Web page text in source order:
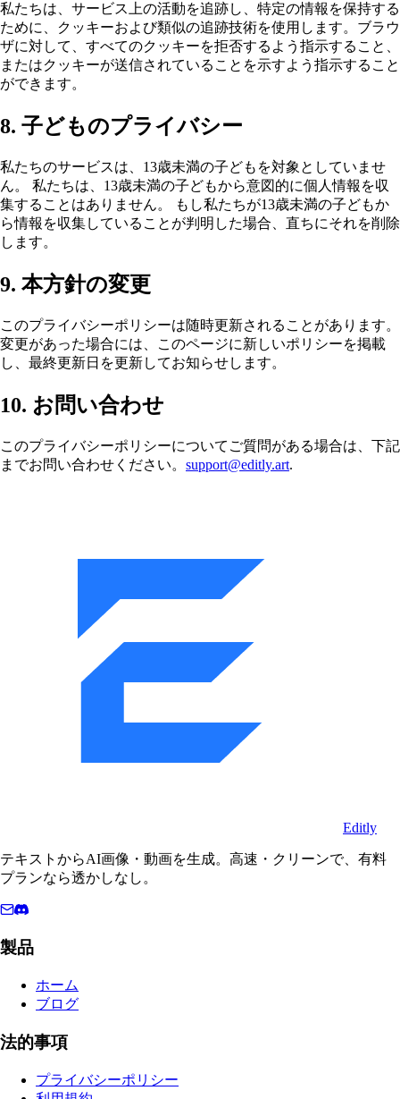
私たちは、サービス上の活動を追跡し、特定の情報を保持する
ために、クッキーおよび類似の追跡技術を使用します。ブラウ
ザに対して、すべてのクッキーを拒否するよう指示すること、
またはクッキーが送信されていることを示すよう指示すること
ができます。
8. 子どものプライバシー
私たちのサービスは、13歳未満の子どもを対象としていませ
ん。 私たちは、13歳未満の子どもから意図的に個人情報を収
集することはありません。 もし私たちが13歳未満の子どもか
ら情報を収集していることが判明した場合、直ちにそれを削除
します。
9. 本方針の変更
このプライバシーポリシーは随時更新されることがあります。
変更があった場合には、このページに新しいポリシーを掲載
し、最終更新日を更新してお知らせします。
10. お問い合わせ
このプライバシーポリシーについてご質問がある場合は、下記
までお問い合わせください。 support@editly.art.
Editly
テキストからAI画像・動画を生成。高速・クリーンで、有料
プランなら透かしなし。
製品
ホーム
ブログ
法的事項
プライバシーポリシー